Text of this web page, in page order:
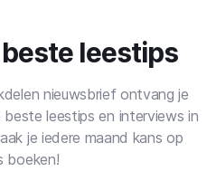
leestips
nieuwsbrief ontvang je
leestips en interviews in
je iedere maand kans op
boeken!